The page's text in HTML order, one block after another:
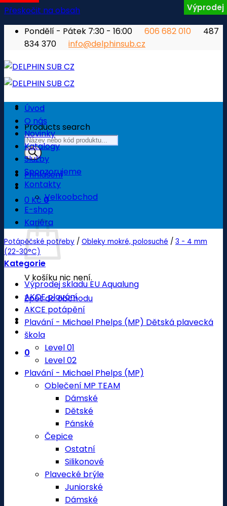
Přeskočit na obsah
Pondělí - Pátek 7:30 - 16:00
606 682 010
487
834 370
info@delphinsub.cz
Products search
Přihlášení
0 Kč 0
Košík
V košíku nic není.
Zpět do obchodu
0
Úvod
O nás
Novinky
Katalogy
Služby
Sponzorujeme
Kontakty
Velkoobchod
E-shop
Kariéra
Potápěčské potřeby / Obleky mokré, polosuché / 3 - 4 mm
(22-30°C)
Kategorie
Výprodej skladu EU Aqualung
AKCE plavání
AKCE potápění
Plavání - Michael Phelps (MP) Dětská plavecká
škola
Level 01
Level 02
Plavání - Michael Phelps (MP)
Oblečení MP TEAM
Dámské
Dětské
Pánské
Čepice
Ostatní
Silikonové
Plavecké brýle
Juniorské
Dámské
Výprodej